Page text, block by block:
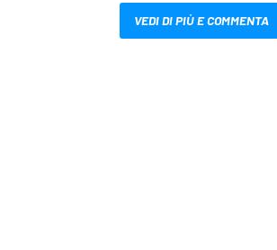
VEDI DI PIÙ E COMMENTA